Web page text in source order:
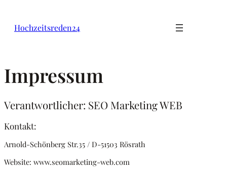
Hochzeitsreden24
Impressum
Verantwortlicher: SEO Marketing WEB
Kontakt:
Arnold-Schönberg Str.35 / D-51503 Rösrath
Website: www.seomarketing-web.com